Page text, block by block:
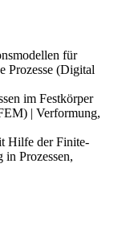
für
Prozesse (Digital
im Festkörper
| Verformung,
Hilfe der Finite-
Prozessen,